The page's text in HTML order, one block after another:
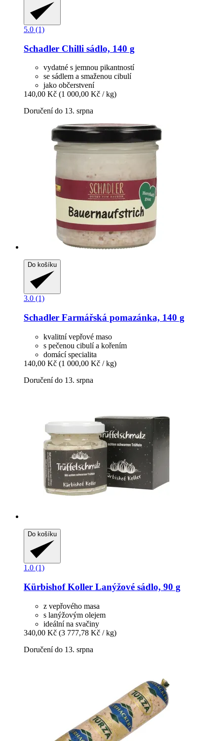
5.0 (1)
Schadler Chilli sádlo, 140 g
vydatné s jemnou pikantností
se sádlem a smaženou cibulí
jako občerstvení
140,00 Kč (1 000,00 Kč / kg)
Doručení do 13. srpna
Do košíku
3.0 (1)
Schadler Farmářská pomazánka, 140 g
kvalitní vepřové maso
s pečenou cibulí a kořením
domácí specialita
140,00 Kč (1 000,00 Kč / kg)
Doručení do 13. srpna
Do košíku
1.0 (1)
Kürbishof Koller Lanýžové sádlo, 90 g
z vepřového masa
s lanýžovým olejem
ideální na svačiny
340,00 Kč (3 777,78 Kč / kg)
Doručení do 13. srpna